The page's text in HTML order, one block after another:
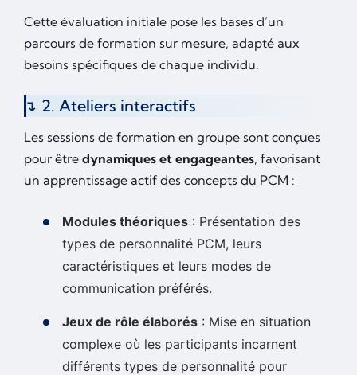
Cette évaluation initiale pose les bases d’un
parcours de formation sur mesure, adapté aux
besoins spécifiques de chaque individu.
2. Ateliers interactifs
Les sessions de formation en groupe sont conçues
pour être dynamiques et engageantes, favorisant
un apprentissage actif des concepts du PCM :
Modules théoriques : Présentation des
types de personnalité PCM, leurs
caractéristiques et leurs modes de
communication préférés.
Jeux de rôle élaborés : Mise en situation
complexe où les participants incarnent
différents types de personnalité pour